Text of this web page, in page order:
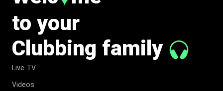
to your
Clubbing family
Live TV
Videos